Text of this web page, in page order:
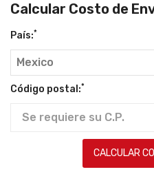
Calcular Costo de
País:*
Código postal:*
CALCULAR